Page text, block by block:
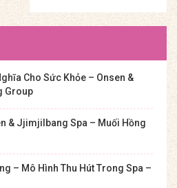
Mua Hàng
Cho Sức Khỏe – Onsen &
Group
& Jjimjilbang Spa – Muối Hồng
– Mô Hình Thu Hút Trong Spa –